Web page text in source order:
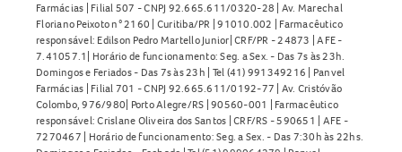
Farmácias | Filial 507 - CNPJ 92.665.611/0320-28 | Av. Marechal
Floriano Peixoto n° 2160 | Curitiba/PR | 91010.002 | Farmacêutico
responsável: Edilson Pedro Martello Junior| CRF/PR - 24873 | AFE -
7.41057.1| Horário de funcionamento: Seg. a Sex. - Das 7s às 23h.
Domingos e Feriados - Das 7s às 23h | Tel (41) 991349216 | Panvel
Farmácias | Filial 701 - CNPJ 92.665.611/0192-77 | Av. Cristóvão
Colombo, 976/980| Porto Alegre/RS | 90560-001 | Farmacêutico
responsável: Crislane Oliveira dos Santos | CRF/RS - 590651 | AFE -
7270467 | Horário de funcionamento: Seg. a Sex. - Das 7:30h às 22hs.